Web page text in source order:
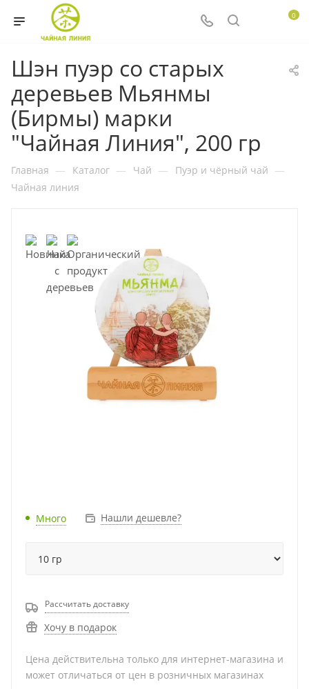
0
Шэн пуэр со старых
деревьев Мьянмы
(Бирмы) марки
"Чайная Линия", 200 гр
Главная — Каталог — Чай — Пуэр и чёрный чай —
Чайная линия
Много Нашли дешевле?
Рассчитать доставку
Хочу в подарок
Цена действительна только для интернет-магазина и
может отличаться от цен в розничных магазинах